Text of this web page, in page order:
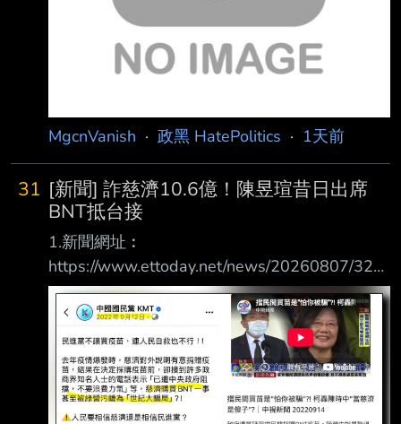
MgcnVanish · 政黑 HatePolitics · 1天前
31 [新聞] 詐慈濟10.6億！陳昱瑄昔日出席
BNT抵台接
1.新聞網址︰
https://www.ettoday.net/news/20260807/321
5313.htm 2.新聞來源︰ ETToday 3.完整新聞標
題： 詐慈濟10.6億！陳昱瑄昔日出席BNT抵台
接機 與陳時中同框畫面曝 4.完整新聞內容︰
記者劉人豪／台北報導 慈濟基金會2021年在疫
情期間購買BNT疫苗，卻遭彰化律師公會前理事
長陳昱瑄與「互道 」宗教組織李世宗家族合